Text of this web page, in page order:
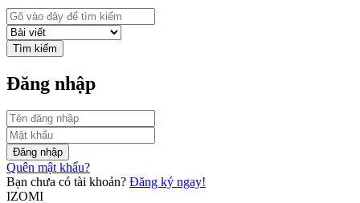
Tìm kiếm
Đăng nhập
Đăng nhập
Quên mật khẩu?
Bạn chưa có tài khoản? Đăng ký ngay!
IZOMI